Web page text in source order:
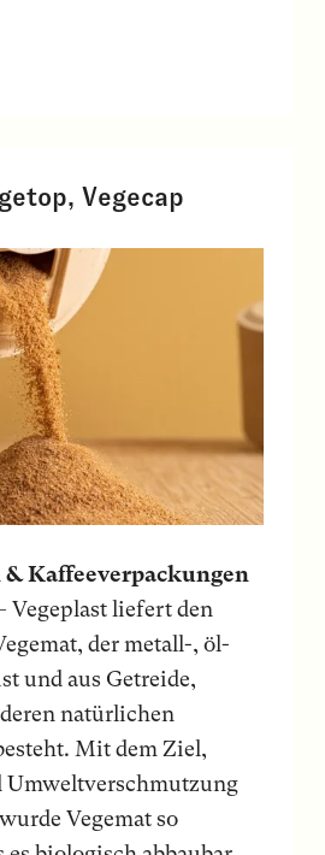
Vegecap
Kaffeeverpackungen
Vegeplast liefert den
der metall-, öl-
und aus Getreide,
natürlichen
Mit dem Ziel,
Umweltverschmutzung
Vegemat so